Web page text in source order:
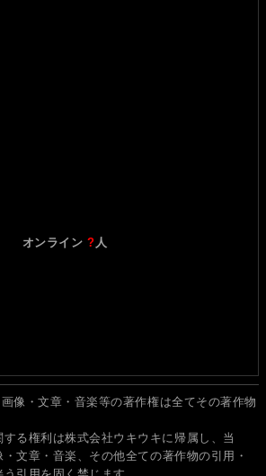
オンライン? 人
像・文章・音楽等の著作権は全てその著作物
る権利は株式会社ウキウキに帰属し、当
文章・音楽、その他全ての著作物の引用・